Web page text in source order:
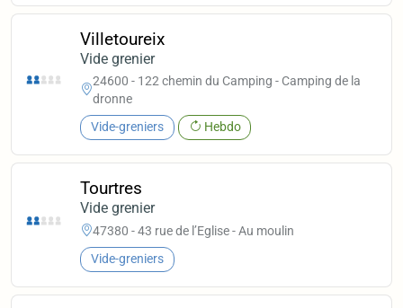
Villetoureix
Vide grenier
24600 - 122 chemin du Camping - Camping de la
dronne
Vide-greniers Hebdo
Tourtres
Vide grenier
47380 - 43 rue de l’Eglise - Au moulin
Vide-greniers